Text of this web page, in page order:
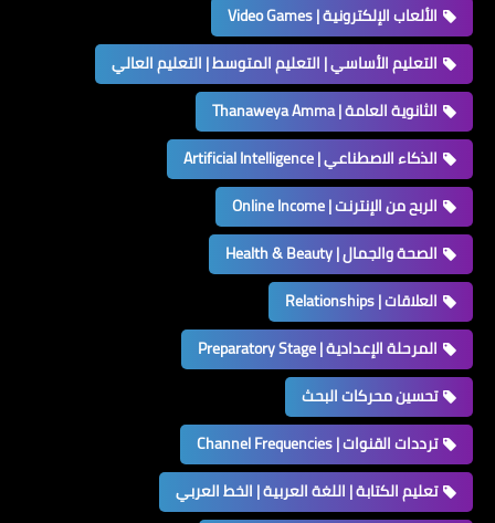
الألعاب الإلكترونية | Video Games
التعليم الأساسي | التعليم المتوسط | التعليم العالي
الثانوية العامة | Thanaweya Amma
الذكاء الاصطناعي | Artificial Intelligence
الربح من الإنترنت | Online Income
الصحة والجمال | Health & Beauty
العلاقات | Relationships
المرحلة الإعدادية | Preparatory Stage
تحسين محركات البحث
ترددات القنوات | Channel Frequencies
تعليم الكتابة | اللغة العربية | الخط العربي